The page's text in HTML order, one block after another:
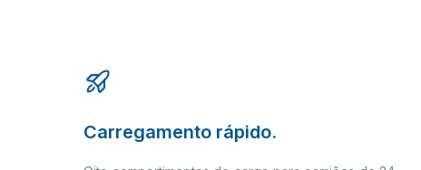
Carregamento rápido.